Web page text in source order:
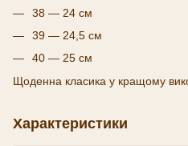
38 — 24 см
39 — 24,5 см
40 — 25 см
Щоденна класика у кращому
Характеристики